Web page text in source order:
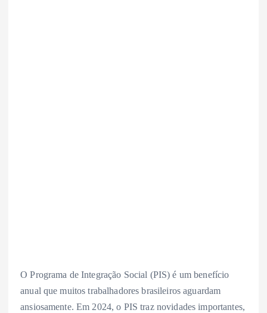
O Programa de Integração Social (PIS) é um benefício
anual que muitos trabalhadores brasileiros aguardam
ansiosamente. Em 2024, o PIS traz novidades importantes,